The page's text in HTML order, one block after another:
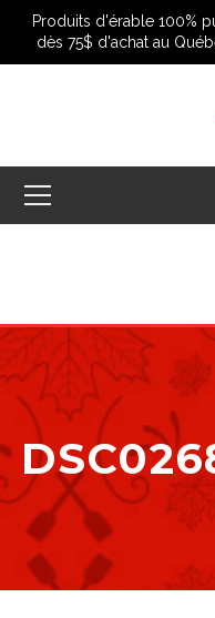
Produits d'érable 100%
dès 75$ d'achat au